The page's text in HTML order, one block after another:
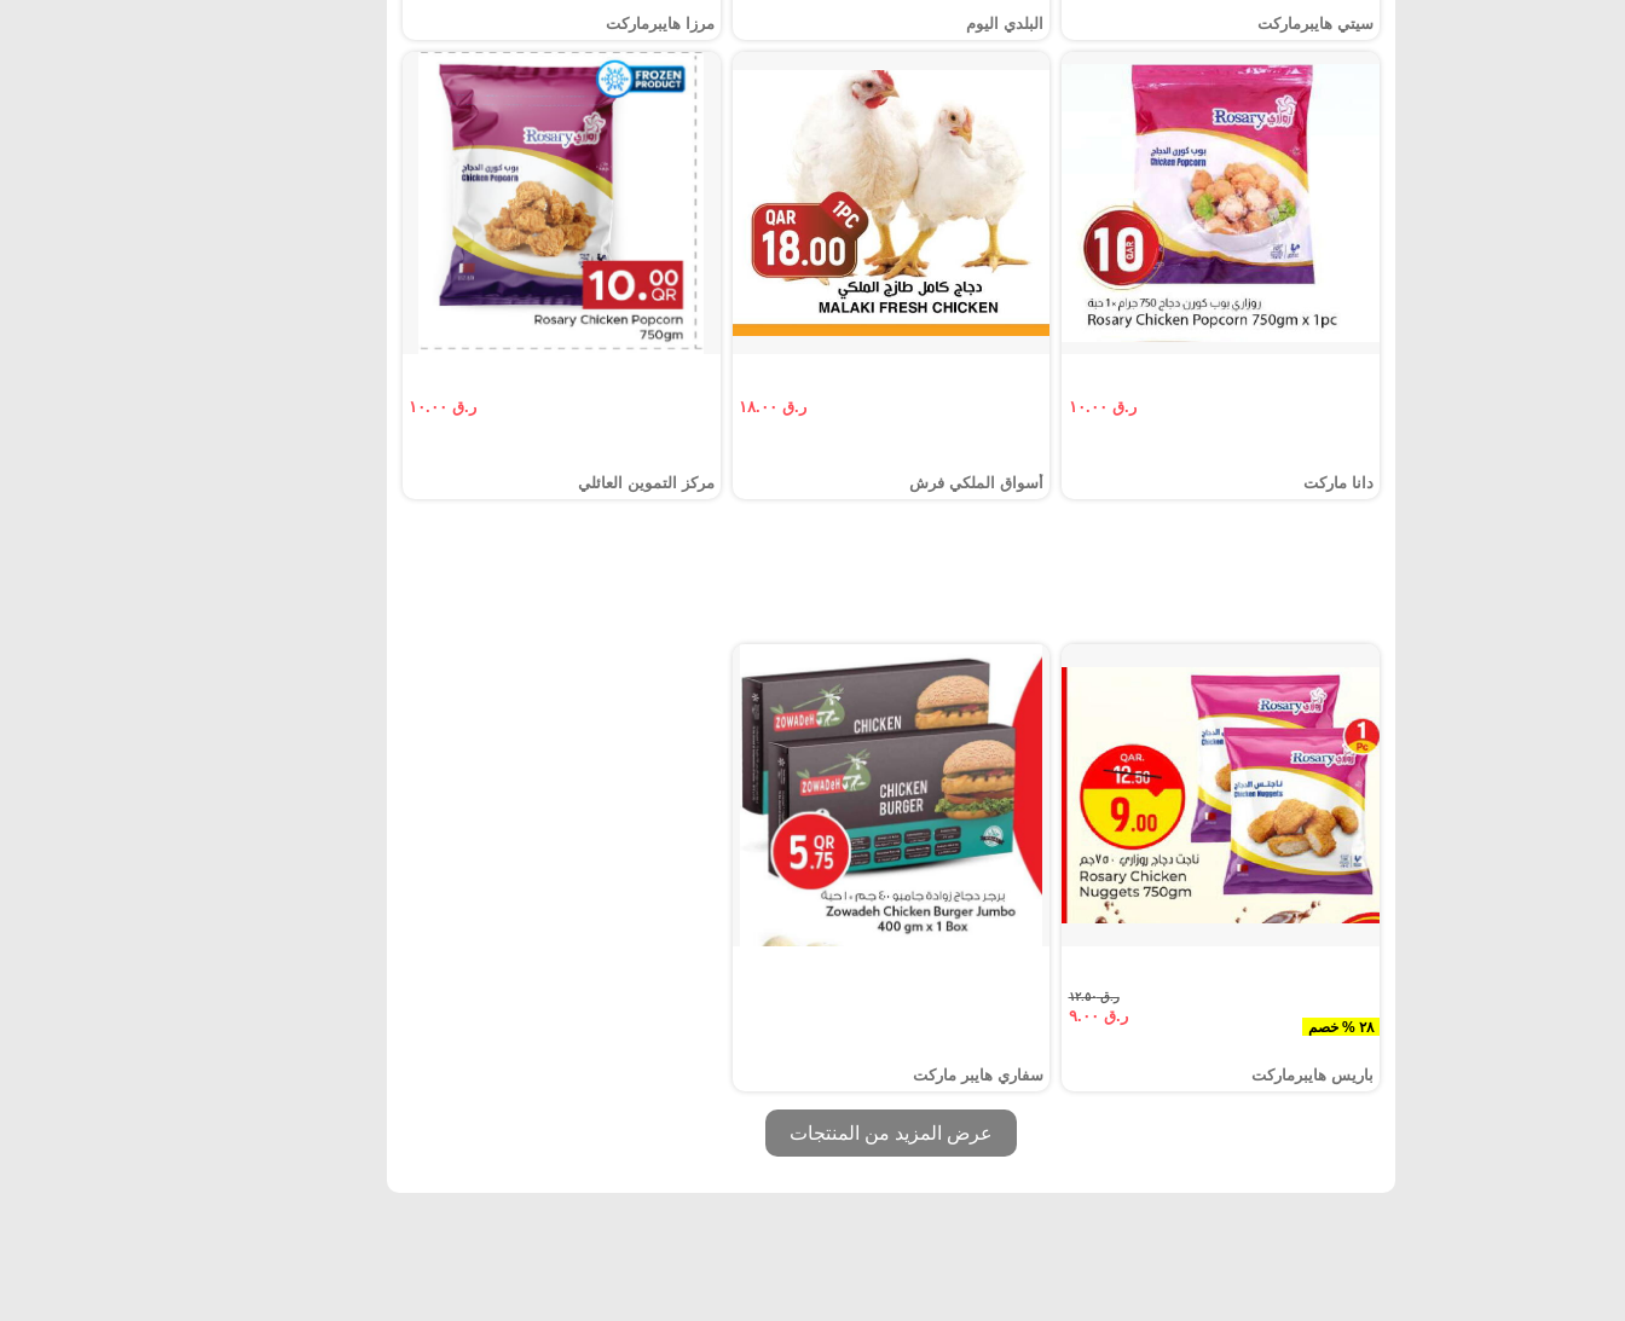
سيتي هايبرماركت البلدي اليوم مرزا هايبرماركت
ر.ق ١٠.٠٠
دانا ماركت
ر.ق ١٨.٠٠
أسواق الملكي فرش
ر.ق ١٠.٠٠
مركز التموين العائلي
٢٨ % خصم
ر.ق ١٢.٥٠
ر.ق ٩.٠٠
باريس هايبرماركت سفاري هايبر ماركت
عرض المزيد من المنتجات